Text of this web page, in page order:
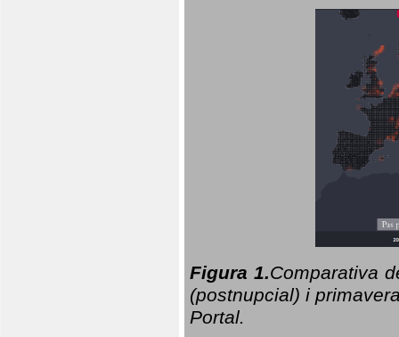
Figura 1.Comparativa
(postnupcial) i
Portal.